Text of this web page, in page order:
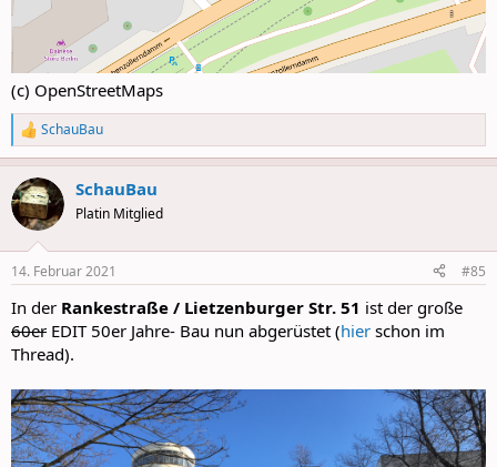
(c) OpenStreetMaps
R
e
a
c
t
i
s
SchauBau
SchauBau
Platin Mitglied
14. Februar 2021 #85
In der Rankestraße / Lietzenburger Str. 51 ist der große
60er EDIT 50er Jahre- Bau nun abgerüstet (hier schon im
Thread).